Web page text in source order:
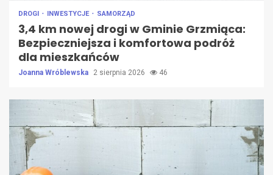
DROGI INWESTYCJE SAMORZĄD
3,4 km nowej drogi w Gminie Grzmiąca:
Bezpieczniejsza i komfortowa podróż
dla mieszkańców
Joanna Wróblewska 2 sierpnia 2026 46